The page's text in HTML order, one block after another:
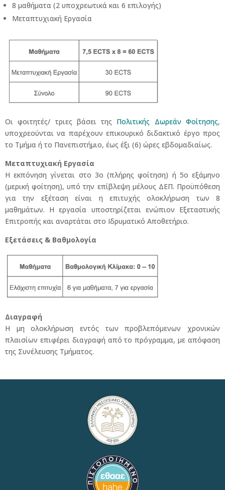
8 μαθήματα (2 υποχρεωτικά και 6 επιλογής)
Μεταπτυχιακή Εργασία
Οι φοιτητές/ τριες βάσει της Πολιτικής Δωρεάν Φοίτησης,
υποχρεούνται να παρέχουν επικουρικό διδακτικό έργο προς
το Τμήμα ή το Πανεπιστήμιο, έως έξι (6) ώρες εβδομαδιαίως.
Μεταπτυχιακή Εργασία
Η εκπόνηση γίνεται στο 3ο (πλήρης φοίτηση) ή 5ο εξάμηνο
(μερική φοίτηση), υπό την επίβλεψη μέλους ΔΕΠ. Προϋπόθεση
για την εξέταση είναι η επιτυχής ολοκλήρωση των 8
μαθημάτων. Η εργασία υποστηρίζεται ενώπιον Εξεταστικής
Επιτροπής και αναρτάται στο Ιδρυματικό Αποθετήριο.
Εξετάσεις & Βαθμολογία
Διαγραφή
Η μη ολοκλήρωση εντός των προβλεπόμενων χρονικών
πλαισίων επιφέρει διαγραφή από το πρόγραμμα, με απόφαση
της Συνέλευσης Τμήματος.